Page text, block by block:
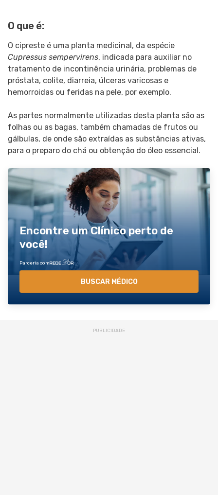
O que é:
O cipreste é uma planta medicinal, da espécie
Cupressus sempervirens, indicada para auxiliar no
tratamento de incontinência urinária, problemas de
próstata, colite, diarreia, úlceras varicosas e
hemorroidas ou feridas na pele, por exemplo.
As partes normalmente utilizadas desta planta são as
folhas ou as bagas, também chamadas de frutos ou
gálbulas, de onde são extraídas as substâncias ativas,
para o preparo do chá ou obtenção do óleo essencial.
Encontre um Clínico perto de
você!
Parceria com
BUSCAR MÉDICO